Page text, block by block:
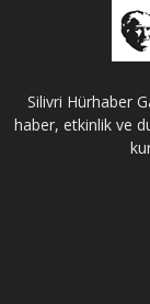
Silivri Hürhaber
haber, etkinlik ve